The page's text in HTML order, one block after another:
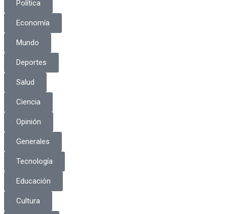
Política
Economía
Mundo
Deportes
Salud
Ciencia
Opinión
Generales
Tecnología
Educación
Cultura